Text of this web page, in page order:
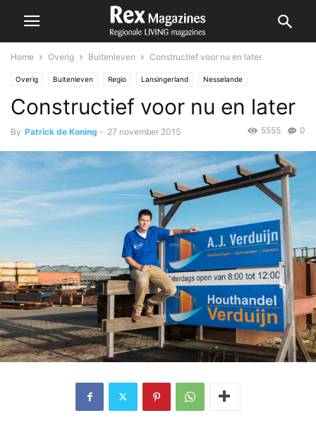
Home Overig Buitenleven Constructief voor nu en later
Overig Buitenleven Regio Lansingerland Nesselande
Constructief voor nu en later
By Patrick de Koning - 27 november 2015 0
5555